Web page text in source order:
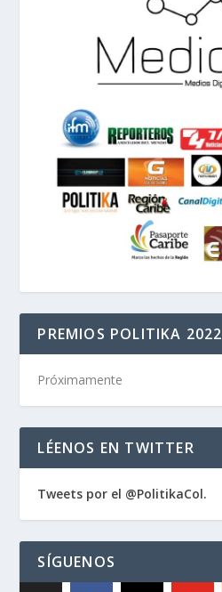
PREMIOS POLITIKA 2022
Próximamente
LÉENOS EN TWITTER
Tweets por el @PolitikaCol.
SÍGUENOS